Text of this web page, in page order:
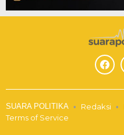
SUARA POLITIKA Redaksi
Terms of Service